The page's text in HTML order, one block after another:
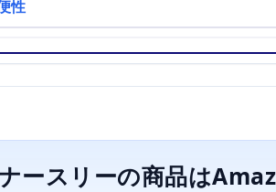
性
ースリーの商品は